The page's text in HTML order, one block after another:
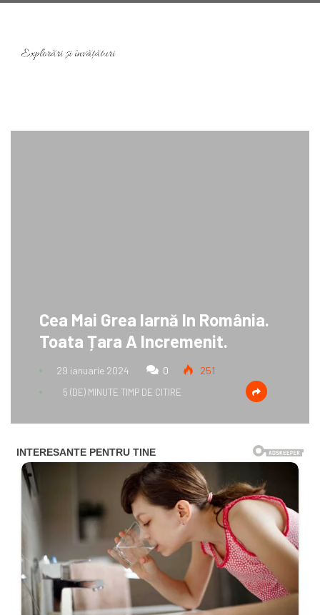
Cea Mai Grea Iarnă In România.
Toata Țara A Incremenit.
29 ianuarie 2024 0 251
5 (DE) MINUTE TIMP DE CITIRE